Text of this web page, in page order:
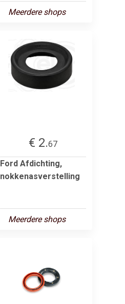
Meerdere shops
€ 2.67
Ford Afdichting,
nokkenasverstelling
Meerdere shops